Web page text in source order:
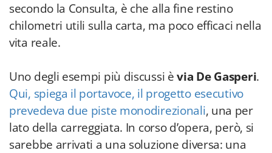
secondo la Consulta, è che alla fine restino
chilometri utili sulla carta, ma poco efficaci nella
vita reale.
Uno degli esempi più discussi èvia De Gasperi.
Qui, spiega il portavoce, il progetto esecutivo
prevedeva due piste monodirezionali, una per
lato della carreggiata. In corso d’opera, però, si
sarebbe arrivati a una soluzione diversa: una